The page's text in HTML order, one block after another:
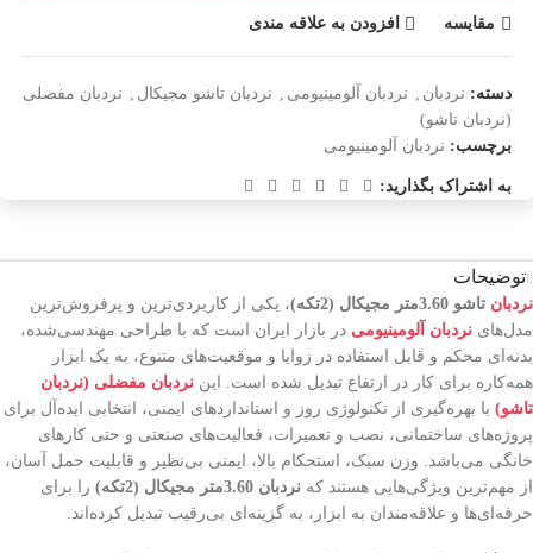
مقایسه افزودن به علاقه مندی
دسته: نردبان , نردبان آلومینیومی , نردبان تاشو مجیکال , نردبان مفصلی
(نردبان تاشو)
برچسب: نردبان آلومینیومی
به اشتراک بگذارید:
توضیحات
نردبان تاشو 3.60متر مجیکال (2تکه)
، یکی از کاربردی‌ترین و پرفروش‌ترین
مدل‌های نردبان آلومینیومی در بازار ایران است که با طراحی مهندسی‌شده،
بدنه‌ای محکم و قابل استفاده در زوایا و موقعیت‌های متنوع، به یک ابزار
همه‌کاره برای کار در ارتفاع تبدیل شده است. این نردبان مفضلی (نردبان
تاشو) با بهره‌گیری از تکنولوژی روز و استانداردهای ایمنی، انتخابی ایده‌آل برای
پروژه‌های ساختمانی، نصب و تعمیرات، فعالیت‌های صنعتی و حتی کارهای
خانگی می‌باشد. وزن سبک، استحکام بالا، ایمنی بی‌نظیر و قابلیت حمل آسان،
از مهم‌ترین ویژگی‌هایی هستند که نردبان 3.60متر مجیکال (2تکه)
را برای
حرفه‌ای‌ها و علاقه‌مندان به ابزار، به گزینه‌ای بی‌رقیب تبدیل کرده‌اند.